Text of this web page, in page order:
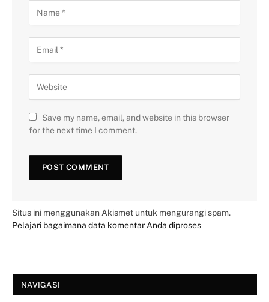
Save my name, email, and website in this browser
for the next time I comment.
Situs ini menggunakan Akismet untuk mengurangi spam.
Pelajari bagaimana data komentar Anda diproses
NAVIGASI